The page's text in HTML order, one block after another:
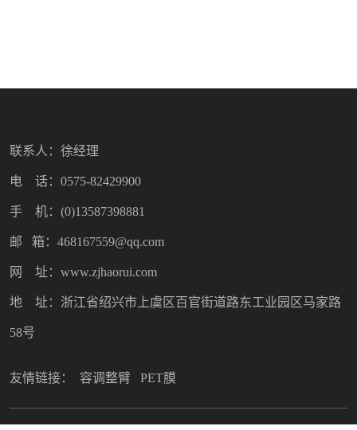
联系人：徐经理
电 话：0575-82429900
手 机：(0)13587398881
邮 箱：468167559@qq.com
网 址：www.zjhaorui.com
地 址：浙江省绍兴市上虞区百官街道路东工业园区马家路
58号
友情链接： 容调整臂 PET膜